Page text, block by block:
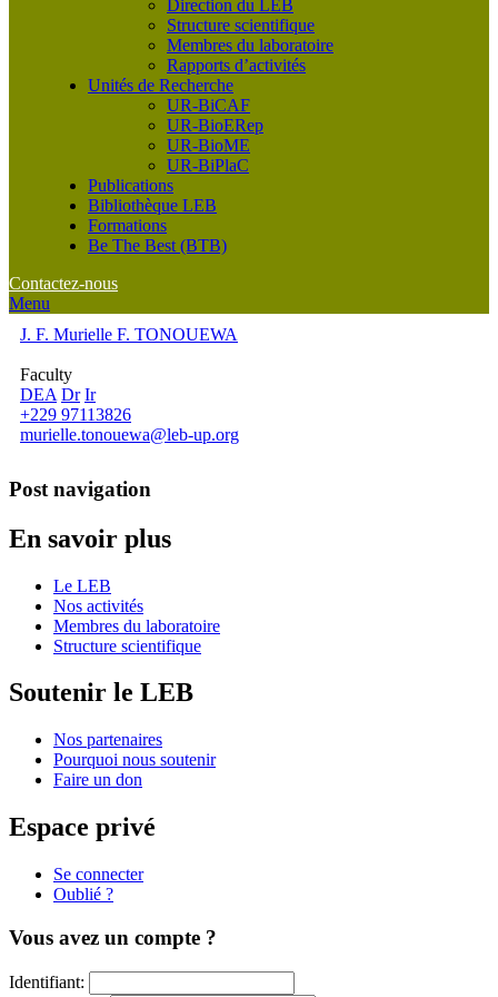
Direction du LEB
Structure scientifique
Membres du laboratoire
Rapports d’activités
Unités de Recherche
UR-BiCAF
UR-BioERep
UR-BioME
UR-BiPlaC
Publications
Bibliothèque LEB
Formations
Be The Best (BTB)
Contactez-nous
Menu
J. F. Murielle F. TONOUEWA
Faculty
DEA Dr Ir
+229 97113826
murielle.tonouewa@leb-up.org
Post navigation
En savoir plus
Le LEB
Nos activités
Membres du laboratoire
Structure scientifique
Soutenir le LEB
Nos partenaires
Pourquoi nous soutenir
Faire un don
Espace privé
Se connecter
Oublié ?
Vous avez un compte ?
Identifiant: